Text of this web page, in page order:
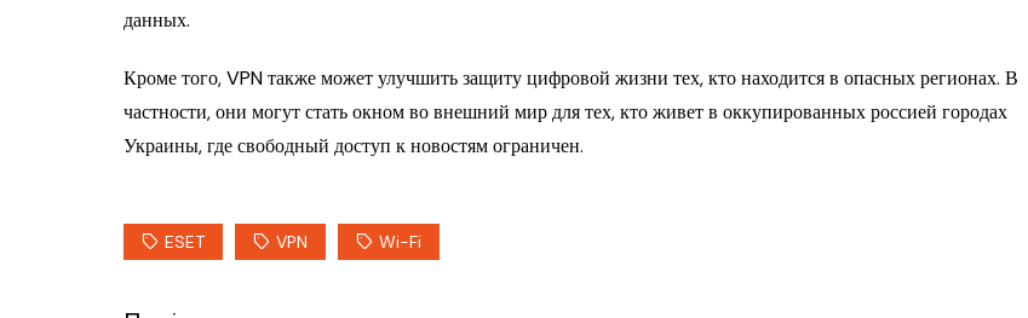
данных.
Кроме того, VPN также может улучшить защиту цифровой жизни тех, кто находится в опасных регионах. В
частности, они могут стать окном во внешний мир для тех, кто живет в оккупированных россией городах
Украины, где свободный доступ к новостям ограничен.
ESET VPN Wi-Fi